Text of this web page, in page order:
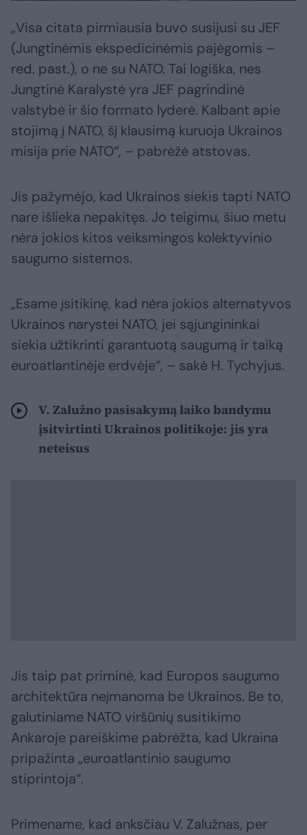
„Visa citata pirmiausia buvo susijusi su JEF
(Jungtinėmis ekspedicinėmis pajėgomis –
red. past.), o ne su NATO. Tai logiška, nes
Jungtinė Karalystė yra JEF pagrindinė
valstybė ir šio formato lyderė. Kalbant apie
stojimą į NATO, šį klausimą kuruoja Ukrainos
misija prie NATO“, – pabrėžė atstovas.
Jis pažymėjo, kad Ukrainos siekis tapti NATO
nare išlieka nepakitęs. Jo teigimu, šiuo metu
nėra jokios kitos veiksmingos kolektyvinio
saugumo sistemos.
„Esame įsitikinę, kad nėra jokios alternatyvos
Ukrainos narystei NATO, jei sąjungininkai
siekia užtikrinti garantuotą saugumą ir taiką
euroatlantinėje erdvėje“, – sakė H. Tychyjus.
V. Zalužno pasisakymą laiko bandymu
įsitvirtinti Ukrainos politikoje: jis yra
neteisus
Jis taip pat priminė, kad Europos saugumo
architektūra neįmanoma be Ukrainos. Be to,
galutiniame NATO viršūnių susitikimo
Ankaroje pareiškime pabrėžta, kad Ukraina
pripažinta „euroatlantinio saugumo
stiprintoja“.
Primename, kad anksčiau V. Zalužnas, per